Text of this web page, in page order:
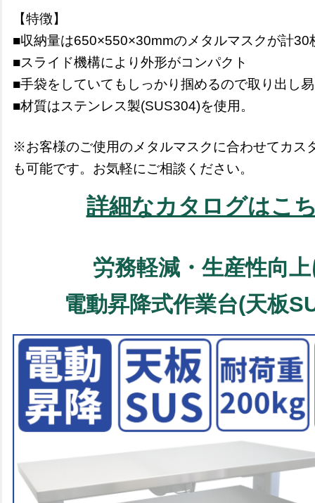
【特徴】
■収納量は650×550×30mmのメタルマスクが計30
■スライド機構により外形がコンパクト
■手袋をしていてもしっかり掴めるので取り出し
■材質はステンレス製(SUS304)を使用。
※お客様のご使用のメタルマスクに合わせてカス
も可能です。お気軽にご相談ください。
詳細なカタログはこ
労務軽減・生産性向
電動昇降式作業台(天板